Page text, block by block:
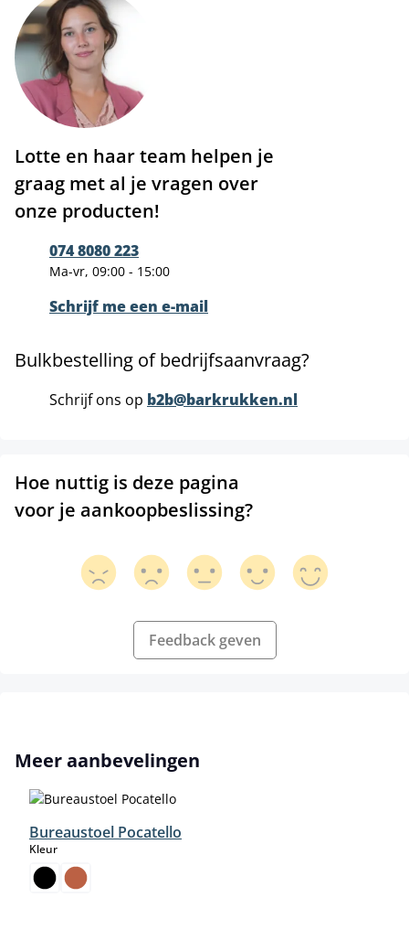
Lotte en haar team helpen je
graag met al je vragen over
onze producten!
074 8080 223
Ma-vr, 09:00 - 15:00
Schrijf me een e-mail
Bulkbestelling of bedrijfsaanvraag?
Schrijf ons op b2b@barkrukken.nl
Hoe nuttig is deze pagina
voor je aankoopbeslissing?
Feedback geven
Productgalerij overslaan
Meer aanbevelingen
Bureaustoel Pocatello
Kleurselect